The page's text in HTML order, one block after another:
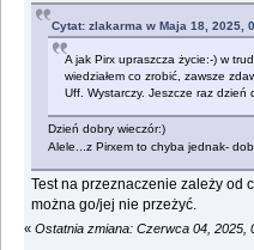
Cytat: zlakarma w Maja 18, 2025,
A jak Pirx upraszcza życie:-) w
wiedziałem co zrobić, zawsze
Uff. Wystarczy. Jeszcze raz dzień
Dzień dobry wieczór:)
Alele...z Pirxem to chyba jednak-
Test na przeznaczenie zależy od
można go/jej nie przeżyć.
« Ostatnia zmiana: Czerwca 04, 2025,